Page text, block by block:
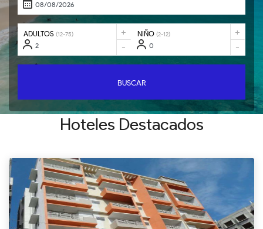
ADULTOS (12-75)
+
-
NIÑO (2-12)
+
-
BUSCAR
Hoteles Destacados